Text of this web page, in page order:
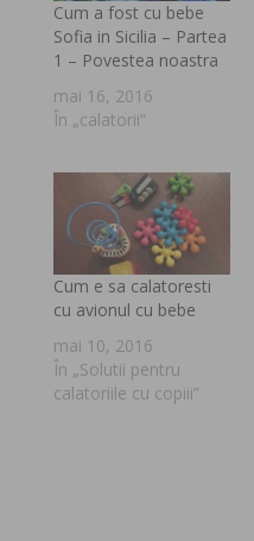
Cum a fost cu bebe
Sofia in Sicilia – Partea
1 – Povestea noastra
mai 16, 2016
În „calatorii”
Cum e sa calatoresti
cu avionul cu bebe
mai 10, 2016
În „Solutii pentru
calatoriile cu copiii”